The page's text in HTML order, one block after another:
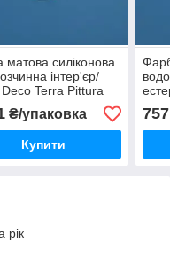
силіконова
інтер'єр/
Deco Terra Pittura
База A
14 л
₴/упаковка
Купити
757
рік